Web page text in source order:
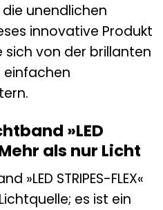
die unendlichen
innovative Produkt
sich von der brillanten
»LED
Mehr als nur Licht
»LED STRIPES-FLEX«
es ist ein